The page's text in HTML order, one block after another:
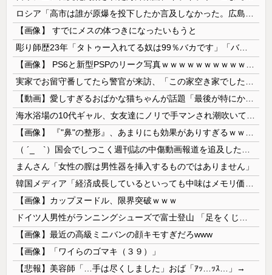
【画像】 すでにメスの体つきになったいもうと
彫り師歴23年「タトゥー入れてる奴は99％バカです」「バカは5000円が好き」無断キャンセル、挨拶できない、金がない…客層をぶっちゃけ
まんさん「女性の膣は男性器を挿入するものではありません」
【画像】カップヌードル、限界突破ｗｗｗ
【画像】最近の高級ミニバンの顔キモすぎだろwww
【画像】「ワイらのゴマキ（３９）」
【悲報】美容師「…手は尽くしました」おば「ｱｯ…ｯｽ…」→